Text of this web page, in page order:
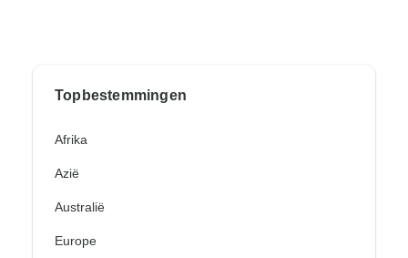
Topbestemmingen
Afrika
Azië
Australië
Europe